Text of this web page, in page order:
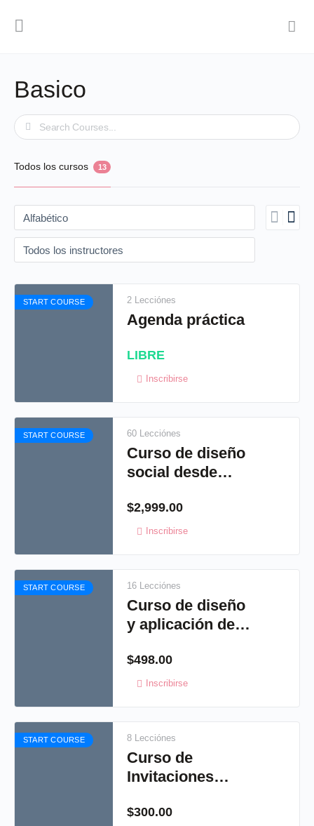
Basico
Buscar
Todos los cursos 13
START COURSE 2 Lecciónes
Agenda práctica
LIBRE
Inscribirse
START COURSE 60 Lecciónes
Curso de diseño
social desde
$2,999.00
Inscribirse
START COURSE 16 Lecciónes
Curso de diseño
y aplicación de
$498.00
Inscribirse
START COURSE 8 Lecciónes
Curso de
Invitaciones
$300.00